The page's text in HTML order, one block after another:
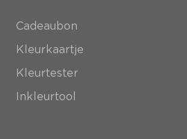
Cadeaubon
Kleurkaartje
Kleurtester
Inkleurtool